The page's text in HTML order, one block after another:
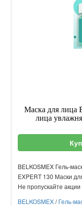
Маска для лица
лица
BELKOSMEX Гель-
EXPERT 130 Маски
Не пропускайте
BELKOSMEX/Гель-